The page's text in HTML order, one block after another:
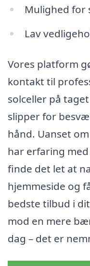
Mulighed for
Lav
Vores platform
kontakt til
solceller på
slipper for
hånd. Uanset
har erfaring
finde det let at
hjemmeside og
bedste tilbud i
mod en mere
dag – det er